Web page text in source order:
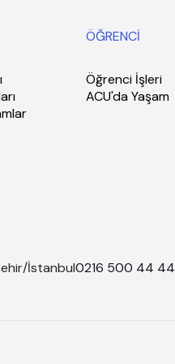
ÖĞRENCİ
Öğrenci İşleri
ACU'da Yaşam
İstanbul0216 500 44 44